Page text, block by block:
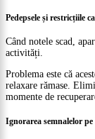
Pedepsele și restricțiile
Când notele scad,
activități.
Problema este că
relaxare rămase.
momente de
Ignorarea semnalelor pe